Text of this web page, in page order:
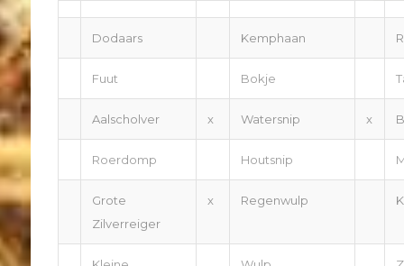
Dodaars Kemphaan
Fuut Bokje
Aalscholver x Watersnip x
Roerdomp Houtsnip
Grote
Zilverreiger
x Regenwulp